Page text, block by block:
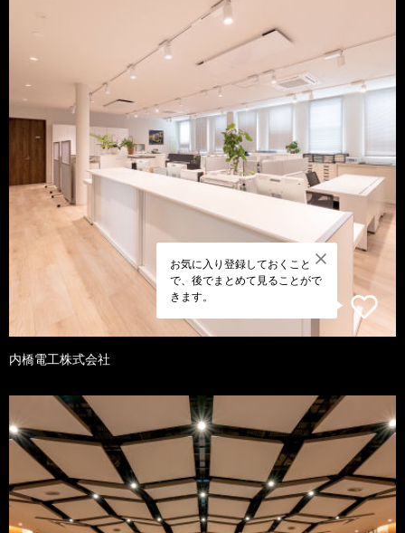
お気に入り登録しておくこと
で、後でまとめて見ることがで
きます。
内橋電工株式会社